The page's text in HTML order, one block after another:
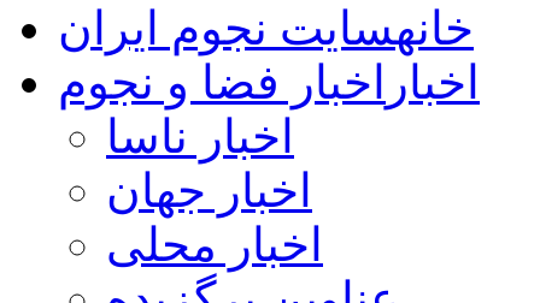
خانهسایت نجوم ایران
اخبار اخبار فضا و نجوم
اخبار ناسا
اخبار جهان
اخبار محلی